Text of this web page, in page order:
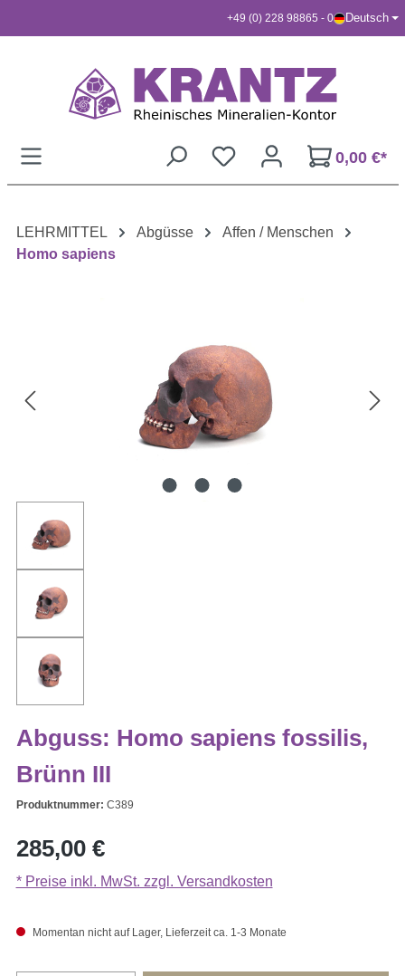
+49 (0) 228 98865 - 0 Deutsch
0,00 €*
LEHRMITTEL Abgüsse
Affen / Menschen
Homo sapiens
Abguss: Homo sapiens fossilis,
Brünn III
Produktnummer: C389
Regulärer Preis:
285,00 €
* Preise inkl. MwSt. zzgl. Versandkosten
Momentan nicht auf Lager, Lieferzeit ca. 1-3 Monate